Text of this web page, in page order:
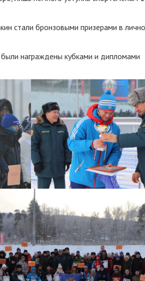
стали бронзовыми призерами в
награждены кубками и дипломами